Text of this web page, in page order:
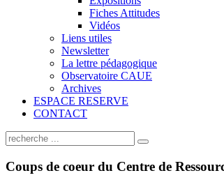
Fiches Attitudes
Vidéos
Liens utiles
Newsletter
La lettre pédagogique
Observatoire CAUE
Archives
ESPACE RESERVE
CONTACT
Coups de coeur du Centre de